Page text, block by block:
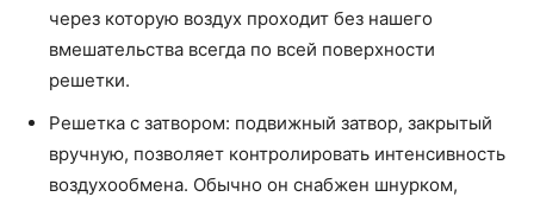
через которую воздух проходит без нашего
вмешательства всегда по всей поверхности
решетки.
Решетка с затвором: подвижный затвор, закрытый
вручную, позволяет контролировать интенсивность
воздухообмена. Обычно он снабжен шнурком,